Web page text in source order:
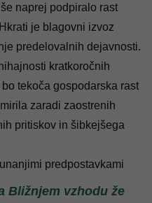
naprej podpiralo rast
je blagovni izvoz
predelovalnih dejavnosti.
kratkoročnih
tekoča gospodarska rast
zaradi zaostrenih
pritiskov in šibkejšega
predpostavkami
Bližnjem vzhodu že